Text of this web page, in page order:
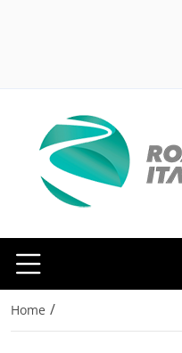
Home /